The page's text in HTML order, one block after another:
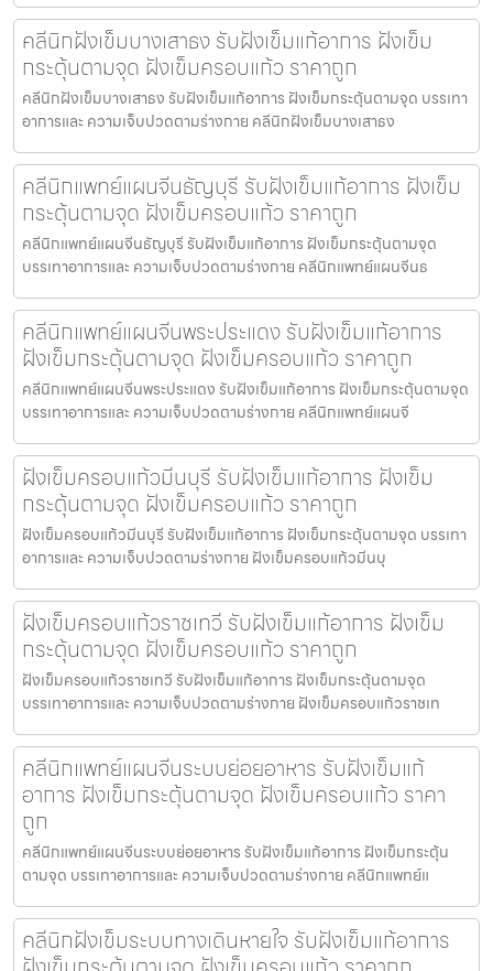
คลีนิกฝังเข็มบางเสาธง รับฝังเข็มแก้อาการ ฝังเข็ม
กระตุ้นตามจุด ฝังเข็มครอบแก้ว ราคาถูก
คลีนิกฝังเข็มบางเสาธง รับฝังเข็มแก้อาการ ฝังเข็มกระตุ้นตามจุด บรรเทา
อาการและ ความเจ็บปวดตามร่างกาย คลีนิกฝังเข็มบางเสาธง
คลีนิกแพทย์แผนจีนธัญบุรี รับฝังเข็มแก้อาการ ฝังเข็ม
กระตุ้นตามจุด ฝังเข็มครอบแก้ว ราคาถูก
คลีนิกแพทย์แผนจีนธัญบุรี รับฝังเข็มแก้อาการ ฝังเข็มกระตุ้นตามจุด
บรรเทาอาการและ ความเจ็บปวดตามร่างกาย คลีนิกแพทย์แผนจีนธ
คลีนิกแพทย์แผนจีนพระประแดง รับฝังเข็มแก้อาการ
ฝังเข็มกระตุ้นตามจุด ฝังเข็มครอบแก้ว ราคาถูก
คลีนิกแพทย์แผนจีนพระประแดง รับฝังเข็มแก้อาการ ฝังเข็มกระตุ้นตามจุด
บรรเทาอาการและ ความเจ็บปวดตามร่างกาย คลีนิกแพทย์แผนจี
ฝังเข็มครอบแก้วมีนบุรี รับฝังเข็มแก้อาการ ฝังเข็ม
กระตุ้นตามจุด ฝังเข็มครอบแก้ว ราคาถูก
ฝังเข็มครอบแก้วมีนบุรี รับฝังเข็มแก้อาการ ฝังเข็มกระตุ้นตามจุด บรรเทา
อาการและ ความเจ็บปวดตามร่างกาย ฝังเข็มครอบแก้วมีนบุ
ฝังเข็มครอบแก้วราชเทวี รับฝังเข็มแก้อาการ ฝังเข็ม
กระตุ้นตามจุด ฝังเข็มครอบแก้ว ราคาถูก
ฝังเข็มครอบแก้วราชเทวี รับฝังเข็มแก้อาการ ฝังเข็มกระตุ้นตามจุด
บรรเทาอาการและ ความเจ็บปวดตามร่างกาย ฝังเข็มครอบแก้วราชเท
คลีนิกแพทย์แผนจีนระบบย่อยอาหาร รับฝังเข็มแก้
อาการ ฝังเข็มกระตุ้นตามจุด ฝังเข็มครอบแก้ว ราคา
ถูก
คลีนิกแพทย์แผนจีนระบบย่อยอาหาร รับฝังเข็มแก้อาการ ฝังเข็มกระตุ้น
ตามจุด บรรเทาอาการและ ความเจ็บปวดตามร่างกาย คลีนิกแพทย์แ
คลีนิกฝังเข็มระบบทางเดินหายใจ รับฝังเข็มแก้อาการ